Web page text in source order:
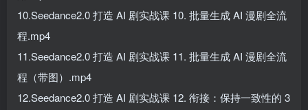
10.Seedance2.0 打造 AI 剧实战课 10. 批量生成 AI 漫剧全流
程.mp4
11.Seedance2.0 打造 AI 剧实战课 11. 批量生成 AI 漫剧全流
程（带图）.mp4
12.Seedance2.0 打造 AI 剧实战课 12. 衔接：保持一致性的 3